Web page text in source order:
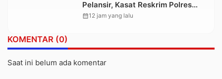
Pelansir, Kasat Reskrim Polres
Toraja Utara: Proses Hukum
calendar_month12 jam yang lalu
KOMENTAR (0)
Saat ini belum ada komentar